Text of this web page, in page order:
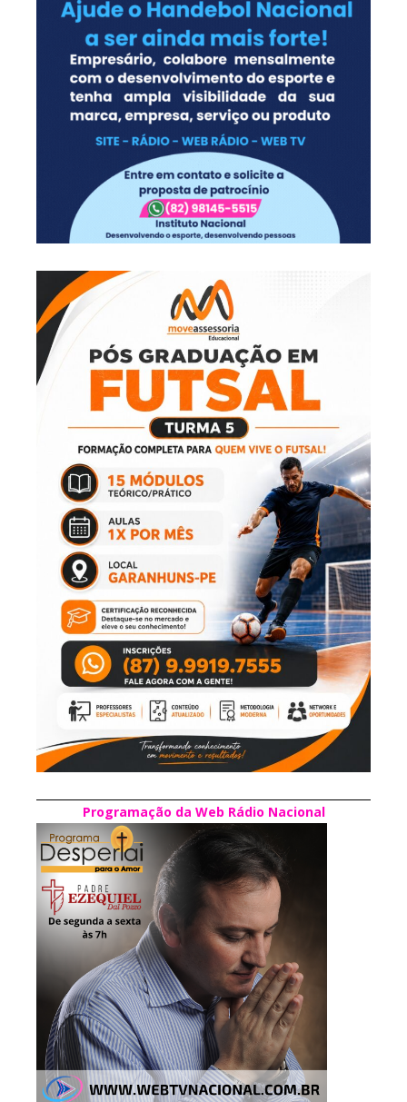
Programação da Web Rádio Nacional